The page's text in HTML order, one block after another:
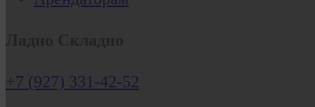
+7 (927) 331-42-52